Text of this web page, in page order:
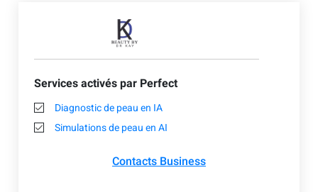
Services activés par Perfect
Diagnostic de peau en IA
Simulations de peau en AI
Contacts Business